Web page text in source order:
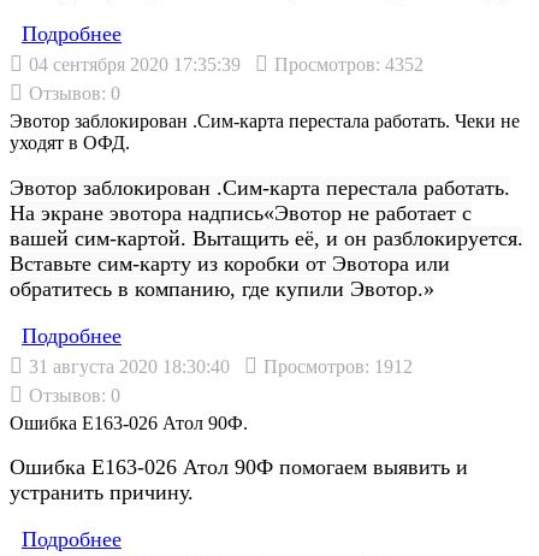
Подробнеe
04 сентября 2020 17:35:39
Просмотров: 4352
Отзывов: 0
Эвотор заблокирован .Сим-карта перестала работать. Чеки не
уходят в ОФД.
Эвотор заблокирован .Сим-карта перестала работать.
На экране эвотора надпись«Эвотор не работает с
вашей сим-картой. Вытащить её, и он разблокируется.
Вставьте сим-карту из коробки от Эвотора или
обратитесь в компанию, где купили Эвотор.»
Подробнеe
31 августа 2020 18:30:40
Просмотров: 1912
Отзывов: 0
Ошибка Е163-026 Атол 90Ф.
Ошибка Е163-026 Атол 90Ф помогаем выявить и
устранить причину.
Подробнеe